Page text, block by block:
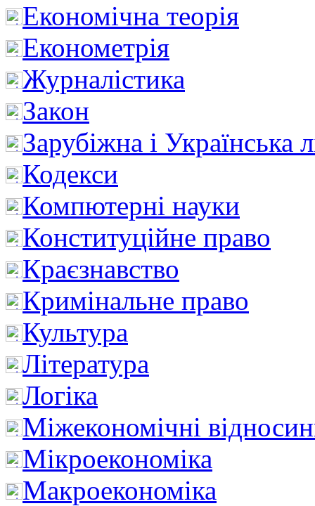
Економічна теорія
Економетрія
Журналістика
Закон
Зарубіжна і Українська
Кодекси
Компютерні науки
Конституційне право
Краєзнавство
Кримінальне право
Культура
Література
Логіка
Міжекономічні
Мікроекономіка
Макроекономіка